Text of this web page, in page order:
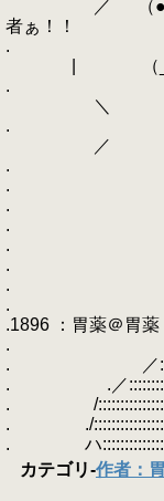
／ （●）
者ぁ！！
| （__
＼ ｀
／
.
.
.
.
.
.
.
.
.1896 ：胃薬＠胃
. , -
. ／
. .／
. /
. ./::::::::::::::::::／
. ハ:::::::::::::::i
カテゴリ-作者：